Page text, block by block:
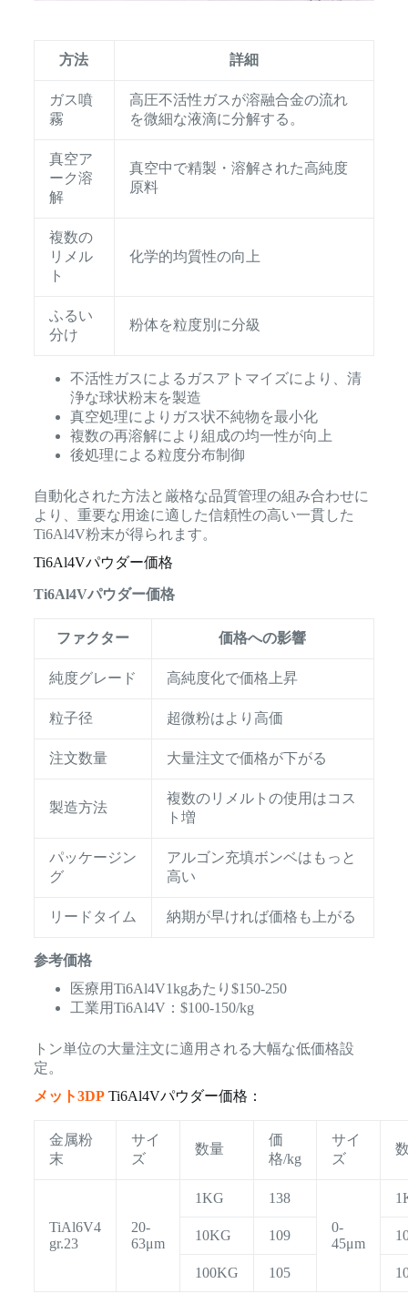
方法 詳細
ガス噴
霧
高圧不活性ガスが溶融合金の流れ
を微細な液滴に分解する。
真空ア
ーク溶
解
真空中で精製・溶解された高純度
原料
複数の
リメル
ト
化学的均質性の向上
ふるい
分け
粉体を粒度別に分級
不活性ガスによるガスアトマイズにより、清
浄な球状粉末を製造
真空処理によりガス状不純物を最小化
複数の再溶解により組成の均一性が向上
後処理による粒度分布制御
自動化された方法と厳格な品質管理の組み合わせに
より、重要な用途に適した信頼性の高い一貫した
Ti6Al4V粉末が得られます。
Ti6Al4Vパウダー価格
Ti6Al4Vパウダー価格
ファクター 価格への影響
純度グレード 高純度化で価格上昇
粒子径 超微粉はより高価
注文数量 大量注文で価格が下がる
製造方法
複数のリメルトの使用はコス
ト増
パッケージン
グ
アルゴン充填ボンベはもっと
高い
リードタイム 納期が早ければ価格も上がる
参考価格
医療用Ti6Al4V1kgあたり$150-250
工業用Ti6Al4V：$100-150/kg
トン単位の大量注文に適用される大幅な低価格設
定。
メット3DPTi6Al4Vパウダー価格：
金属粉
末
サイ
ズ
数量
価
格/kg
サイ
ズ
TiAl6V4
gr.23
20-
63μm
1KG
138
0-
45μm
10KG 109
100KG 105